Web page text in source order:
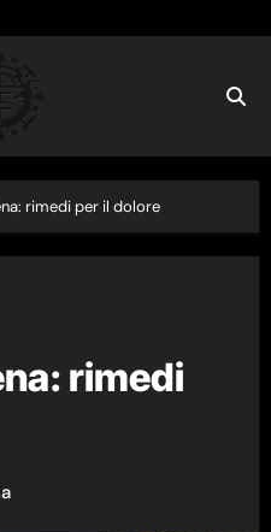
rimedi per il dolore
rimedi